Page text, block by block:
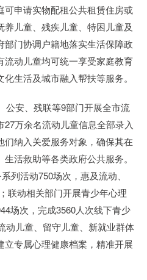
申请实物配租公共租赁住房或
儿童、残疾儿童、特困儿童及
门协调户籍地落实生活保障政
动儿童均可统一享受家庭教育
生活及城市融入帮扶等服务。
公安、残联等9部门开展全市流
万余名流动儿童信息全部录入
纳入关爱服务对象，确保其在
活救助等各类政府公共服务。
列活动750场次，惠及流动、
联动相关部门开展青少年心理
场次，完成3560人次线下青少
动儿童、留守儿童、新就业群体
专属心理健康档案，精准开展